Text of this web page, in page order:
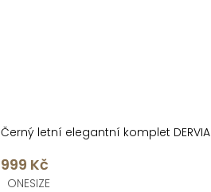
Černý letní elegantní komplet
999 Kč
ONESIZE